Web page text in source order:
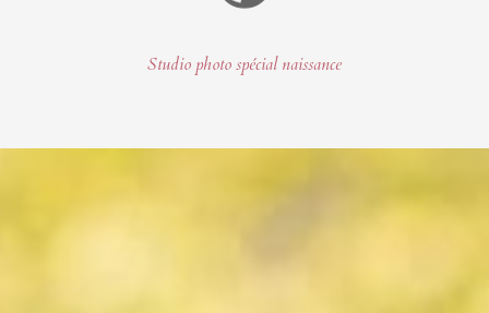
Studio photo spécial naissance